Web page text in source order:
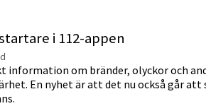
i 112-appen
information om bränder, olyckor och
En nyhet är att det nu också går att